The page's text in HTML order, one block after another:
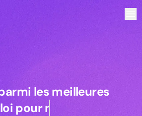
les meilleures
les meilleures
pourmanagers